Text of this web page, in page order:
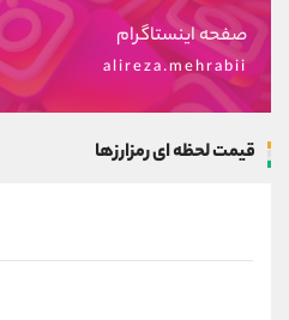
صفحه اینستاگرام
alireza.mehrabii
قیمت لحظه ای رمزارزها